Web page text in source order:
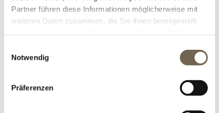
Partner führen diese Informationen möglicherweise mit
weiteren Daten zusammen, die Sie ihnen bereitgestellt
Notwendig
Präferenzen
MONTAGE SICHTSCHUTZ